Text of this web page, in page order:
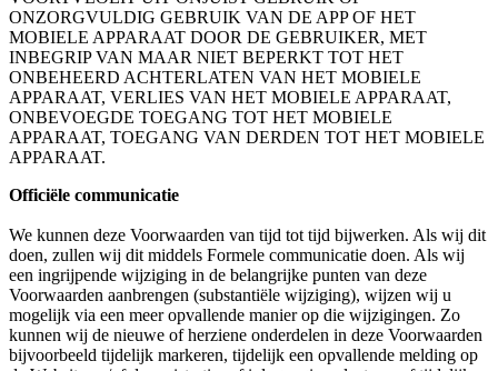
ONZORGVULDIG GEBRUIK VAN DE APP OF HET
MOBIELE APPARAAT DOOR DE GEBRUIKER, MET
INBEGRIP VAN MAAR NIET BEPERKT TOT HET
ONBEHEERD ACHTERLATEN VAN HET MOBIELE
APPARAAT, VERLIES VAN HET MOBIELE APPARAAT,
ONBEVOEGDE TOEGANG TOT HET MOBIELE
APPARAAT, TOEGANG VAN DERDEN TOT HET MOBIELE
APPARAAT.
Officiële communicatie
We kunnen deze Voorwaarden van tijd tot tijd bijwerken. Als wij dit
doen, zullen wij dit middels Formele communicatie doen. Als wij
een ingrijpende wijziging in de belangrijke punten van deze
Voorwaarden aanbrengen (substantiële wijziging), wijzen wij u
mogelijk via een meer opvallende manier op die wijzigingen. Zo
kunnen wij de nieuwe of herziene onderdelen in deze Voorwaarden
bijvoorbeeld tijdelijk markeren, tijdelijk een opvallende melding op